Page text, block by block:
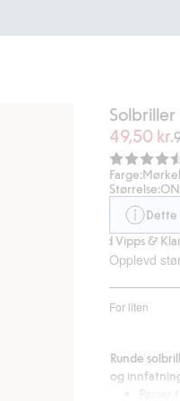
Solbriller
49,50 kr.
Farge:
Størrelse:
Dette
Enkel betaling med Vipps & Klarna
Opplevd
For liten
av
10
stemmer
Runde
og